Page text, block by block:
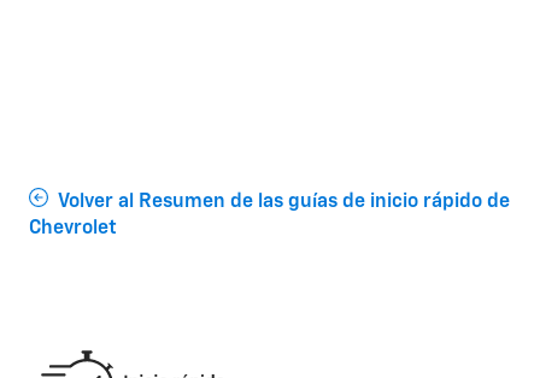
Volver al Resumen de las guías de inicio rápido de
Chevrolet